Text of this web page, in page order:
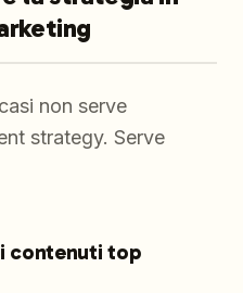
non serve
strategy. Serve
contenuti top